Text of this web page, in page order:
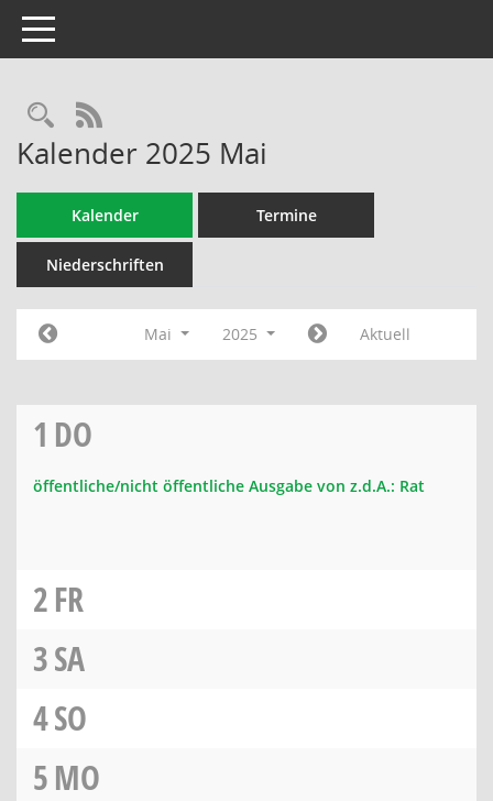
Toggle navigation
Rechercheauswahl
RSS-Feed
Kalender 2025 Mai
Kalender Termine
Niederschriften
Mai 2025 Aktuell
1 DO
öffentliche/nicht öffentliche Ausgabe von z.d.A.: Rat
2FR
3SA
4SO
5MO